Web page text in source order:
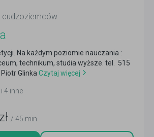
cudzoziemców
Na każdym poziomie nauczania :
technikum, studia wyższe. tel. 515
Glinka Czytaj więcej
4 inne
zł / 45 min